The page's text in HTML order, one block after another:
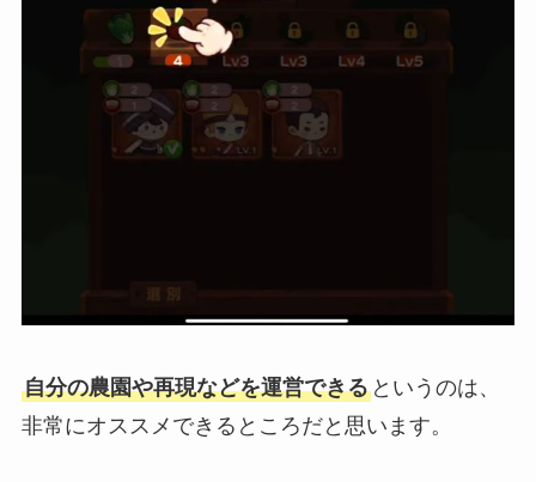
自分の農園や再現などを運営できるというのは、
非常にオススメできるところだと思います。